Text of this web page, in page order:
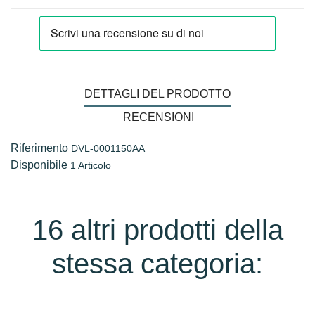
DETTAGLI DEL PRODOTTO
RECENSIONI
Riferimento DVL-0001150AA
Disponibile 1 Articolo
16 altri prodotti della
stessa categoria: